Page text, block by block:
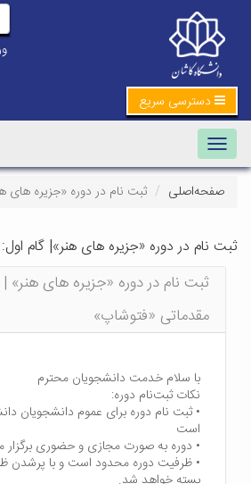
دسترسی سریع
Toggle navigation
صفحه‌اصلی ثبت نام در دوره «جزیره های
ثبت نام در دوره «جزیره های هنر»| گام
ثبت نام در دوره «جزیره های هنر» |
مقدماتی «فتوشاپ»
• ثبت نام دوره برای عموم دانشجویان
• ظرفیت دوره‌ محدود است و با پرشدن